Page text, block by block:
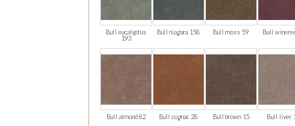
Bull eucalyptus
193
Bull niagara 158 Bull moss 59 Bull
Bull almond 82 Bull cognac 28 Bull brown 15 Bull liver